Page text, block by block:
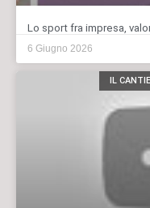
Lo sport fra impresa,
6 Giugno 2026
IL